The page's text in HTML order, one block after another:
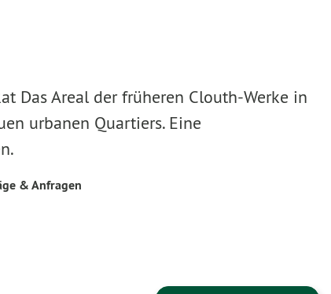
Das Areal der früheren Clouth-Werke in
urbanen Quartiers. Eine
& Anfragen